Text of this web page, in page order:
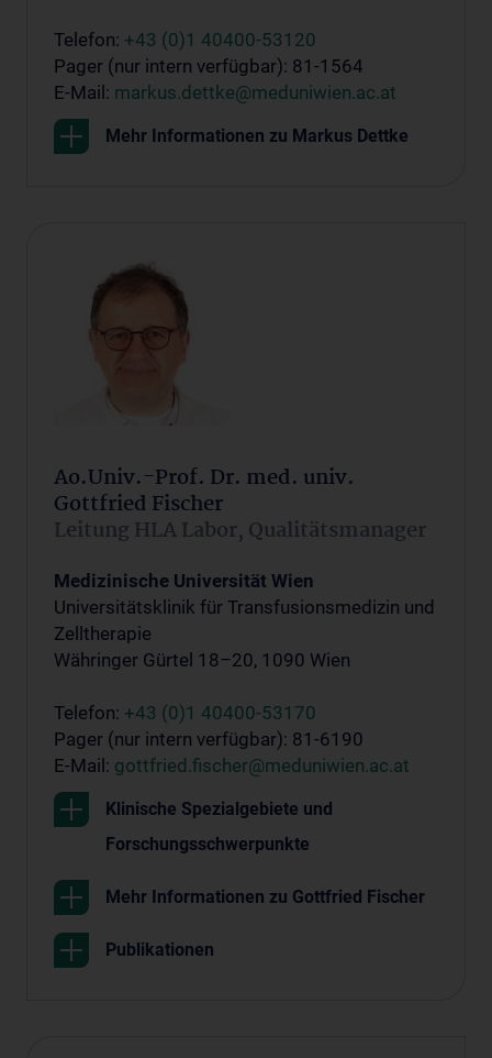
Telefon: +43 (0)1 40400-53120
Pager (nur intern verfügbar): 81-1564
E-Mail: markus.dettke@meduniwien.ac.at
Mehr Informationen zu Markus Dettke
Ao.Univ.-Prof. Dr. med. univ.
Gottfried Fischer
Leitung HLA Labor, Qualitätsmanager
Medizinische Universität Wien
Universitätsklinik für Transfusionsmedizin und
Zelltherapie
Währinger Gürtel 18–20, 1090 Wien
Telefon: +43 (0)1 40400-53170
Pager (nur intern verfügbar): 81-6190
E-Mail: gottfried.fischer@meduniwien.ac.at
Klinische Spezialgebiete und
Forschungsschwerpunkte
Mehr Informationen zu Gottfried Fischer
Publikationen